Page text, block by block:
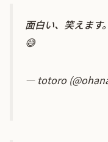
面白い、笑えます
😅
— totoro